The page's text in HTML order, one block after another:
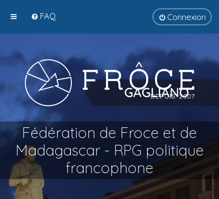
FAQ Connexion
Fédération de Froce et de
Madagascar - RPG politique
francophone